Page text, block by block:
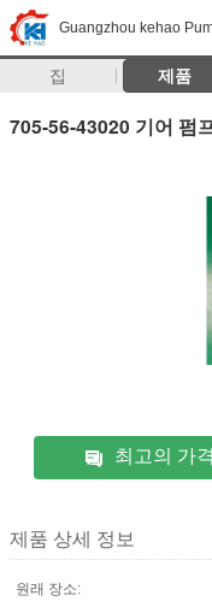
Guangzhou kehao
집 제품
705-56-43020 기어 펌
최고의 가격
제품 상세 정보
원래 장소: